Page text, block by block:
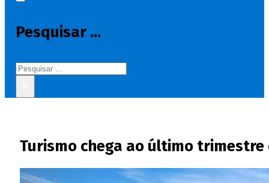
Pesquisar ...
Pesquisar
Turismo chega ao último